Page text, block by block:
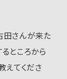
田さんが来た
ところから
えてくださ